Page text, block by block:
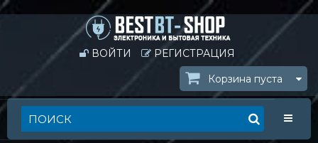
ВОЙТИ
РЕГИСТРАЦИЯ
Корзина пуста